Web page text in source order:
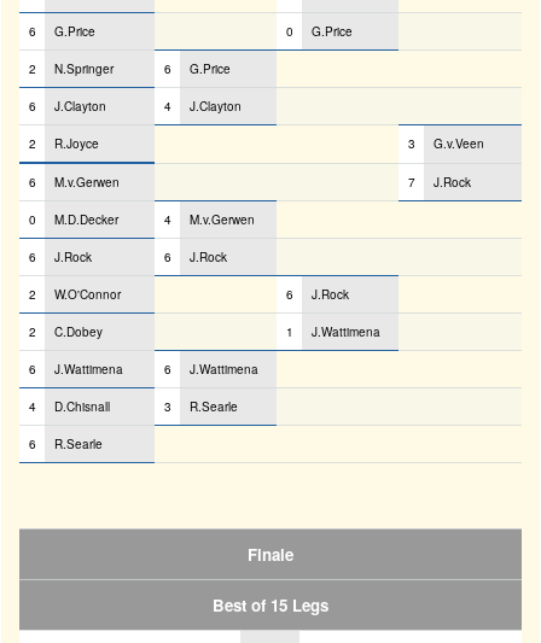
6 G.Price 0 G.Price
2 N.Springer 6 G.Price
6 J.Clayton 4 J.Clayton
2 R.Joyce 3 G.v.Veen
6 M.v.Gerwen 7 J.Rock
0 M.D.Decker 4 M.v.Gerwen
6 J.Rock 6 J.Rock
2 W.O'Connor 6 J.Rock
2 C.Dobey 1 J.Wattimena
6 J.Wattimena 6 J.Wattimena
4 D.Chisnall 3 R.Searle
6 R.Searle
Finale
Best of 15 Legs